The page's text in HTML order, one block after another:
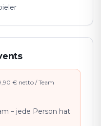
€ netto / Team
– jede Person hat